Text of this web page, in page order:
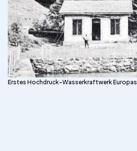
Erstes Hochdruck-Wasserkraftwerk Europas